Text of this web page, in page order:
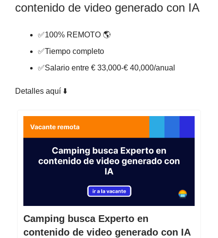
contenido de video generado con IA
✅100% REMOTO 🌎
✅Tiempo completo
✅Salario entre € 33,000-€ 40,000/anual
Detalles aquí ⬇️
Camping busca Experto en
contenido de video generado con IA